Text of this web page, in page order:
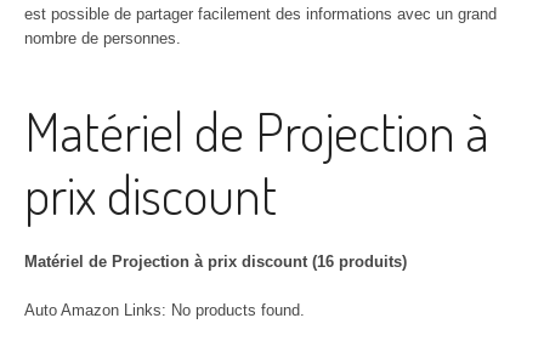
est possible de partager facilement des informations avec un grand
nombre de personnes.
Matériel de Projection à
prix discount
Matériel de Projection à prix discount (16 produits)
Auto Amazon Links: No products found.